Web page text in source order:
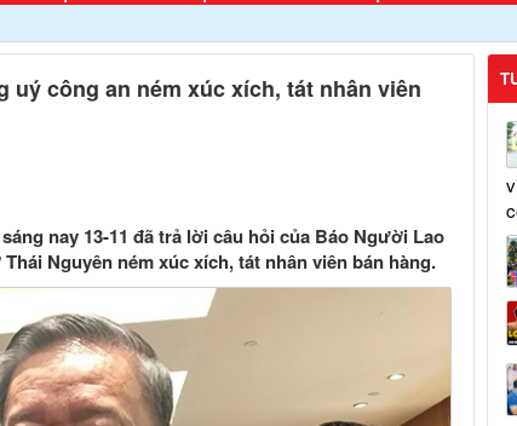
công an ném xúc xích, tát nhân viên
nay 13-11 đã trả lời câu hỏi của Báo Người Lao
Nguyên ném xúc xích, tát nhân viên bán hàng.